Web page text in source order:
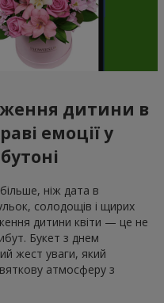
дитини в
емоції у
ніж дата в
солодощів і щирих
дитини квіти — це не
Букет з днем
жест уваги, який
атмосферу з